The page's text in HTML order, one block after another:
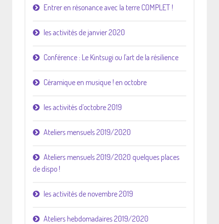
Entrer en résonance avec la terre COMPLET !
les activités de janvier 2020
Conférence : Le Kintsugi ou l'art de la résilience
Céramique en musique ! en octobre
les activités d'octobre 2019
Ateliers mensuels 2019/2020
Ateliers mensuels 2019/2020 quelques places
de dispo !
les activités de novembre 2019
Ateliers hebdomadaires 2019/2020